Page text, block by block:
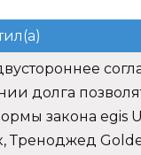
долга
закона egis
Треноджед